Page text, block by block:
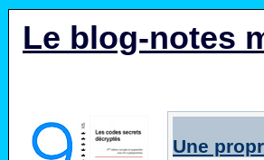
Le blog-notes
Une